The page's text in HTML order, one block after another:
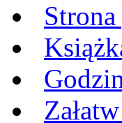
Strona